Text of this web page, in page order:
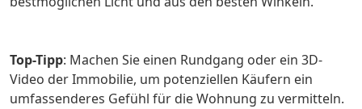
Top-Tipp: Machen Sie einen Rundgang oder ein 3D-
Video der Immobilie, um potenziellen Käufern ein
umfassenderes Gefühl für die Wohnung zu vermitteln.